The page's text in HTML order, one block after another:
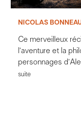
NICOLAS
Ce merveilleux
l’aventure et la
personnages
suite